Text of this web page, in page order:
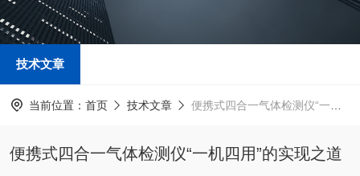
技术文章
当前位置： 首页 技术文章 便携式四合一气体检测仪“一机四用”的实现之道
便携式四合一气体检测仪“一机四用”的实现之道